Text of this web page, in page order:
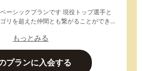
プランです 現役トップ選手と
リを超えた仲間とも繋がることができま
・グループで情報交換 ・ブログ閲覧、個
会方法】 １「このプランに入会する」を
ドレスを登録。 ２メールアドレスを認
入力して送信。 ３本登録(入会手続き)
もっとみる
プランに入会する